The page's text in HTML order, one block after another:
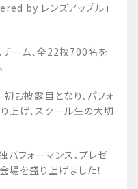
by レンズアップル」
チーム、全22校700名を
お披露目となり、パフォ
上げ、スクール生の大切
フォーマンス、プレゼ
場を盛り上げました！